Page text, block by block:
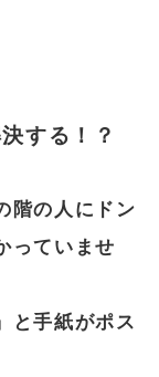
する！？
階の人にドン
っていませ
と手紙がポス